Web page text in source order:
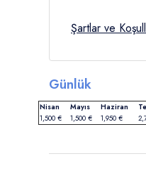
Şartlar ve
Günlük
Nisan Mayıs Haziran
1,500 €
1,500 € 1,950 €